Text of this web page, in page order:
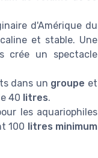
d'Amérique du
et stable. Une
crée un spectacle
dans un groupe et
40 litres.
les aquariophiles
100 litres minimum